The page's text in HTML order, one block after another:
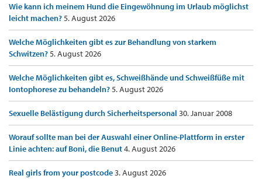
Wie kann ich meinem Hund die Eingewöhnung im Urlaub möglichst
leicht machen?5. August 2026
Welche Möglichkeiten gibt es zur Behandlung von starkem
Schwitzen?5. August 2026
Welche Möglichkeiten gibt es, Schweißhände und Schweißfüße mit
Iontophorese zu behandeln?5. August 2026
Sexuelle Belästigung durch Sicherheitspersonal 30. Januar 2008
Worauf sollte man bei der Auswahl einer Online-Plattform in erster
Linie achten: auf Boni, die Benut4. August 2026
Real girls from your postcode3. August 2026